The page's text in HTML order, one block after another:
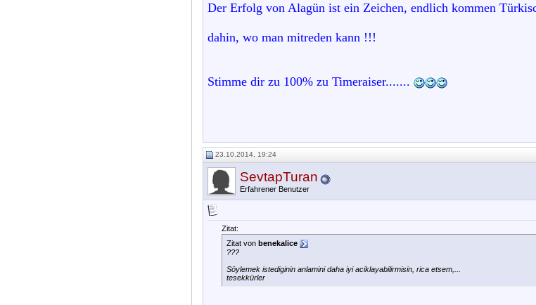
Der Erfolg von Alagün ist ein Zeichen, endlich kommen
dahin, wo man mitreden kann !!!
Stimme dir zu 100% zu Timeraiser.......
23.10.2014, 19:24
SevtapTuran
Erfahrener Benutzer
Zitat:
Zitat von benekalice
???
Söylemek istediginin anlamini daha iyi aciklayabilirmisin, rica etsem,...
tesekkürler